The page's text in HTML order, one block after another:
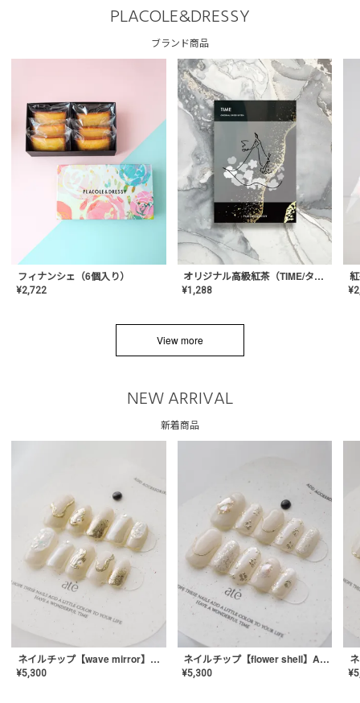
PLACOLE&DRESSY
ブランド商品
フィナンシェ（6個入り）
¥2,722
オリジナル高級紅茶（TIME/タイム）【ギフト/プチギフト/プレゼント/内祝い/結婚式/オリジナル配合/高品質/ハーブティー/茶葉/記念日/お返し/手土産/美容/おしゃれ】
¥1,288 ¥
View more
NEW ARRIVAL
新着商品
ネイルチップ【wave mirror】AE-CONA-04
¥5,300
ネイルチップ【flower shell】AE-CONA-03
¥5,300 ¥